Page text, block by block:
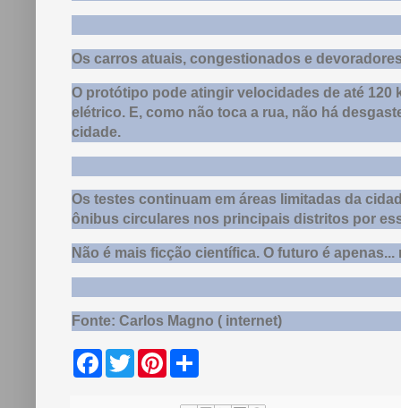
Os carros atuais, congestionados e
O protótipo pode atingir velocidades de até
elétrico. E, como não toca a rua, não há
cidade.
Os testes continuam em áreas limitadas da
ônibus circulares nos principais distritos por
Não é mais ficção científica. O futuro é
Fonte: Carlos Magno ( internet)
w